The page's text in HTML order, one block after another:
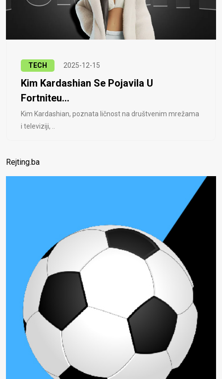
TECH 2025-12-15
Kim Kardashian Se Pojavila U
Fortniteu...
Kim Kardashian, poznata ličnost na društvenim mrežama
i televiziji, ..
Rejting.ba